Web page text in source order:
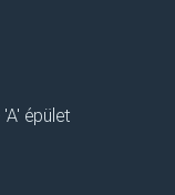
épület